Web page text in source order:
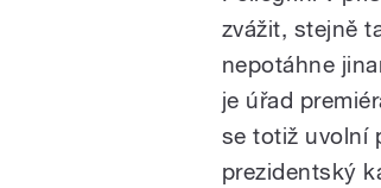
zvážit, stejně
nepotáhne
je úřad
se totiž uvolní
prezidentský